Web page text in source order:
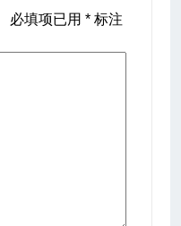
必填项已用 * 标注